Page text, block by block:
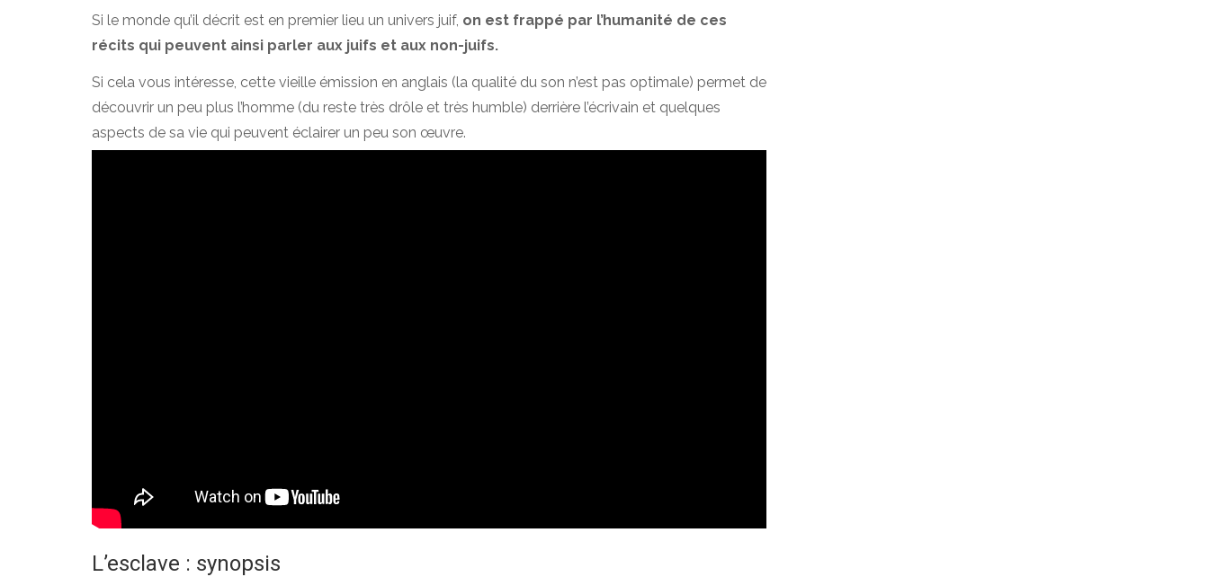
Si le monde qu’il décrit est en premier lieu un univers juif, on est frappé par l’humanité de ces
récits qui peuvent ainsi parler aux juifs et aux non-juifs.
Si cela vous intéresse, cette vieille émission en anglais (la qualité du son n’est pas optimale) permet de
découvrir un peu plus l’homme (du reste très drôle et très humble) derrière l’écrivain et quelques
aspects de sa vie qui peuvent éclairer un peu son œuvre.
L’esclave : synopsis